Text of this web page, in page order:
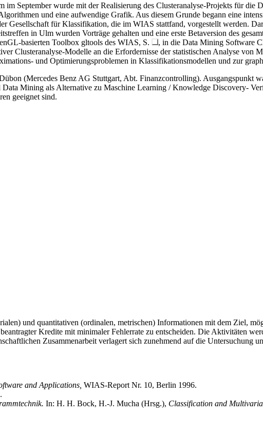
September wurde mit der Realisierung des Clusteranalyse-Projekts für die
und eine aufwendige Grafik. Aus diesem Grunde begann eine
Gesellschaft für Klassifikation, die im WIAS stattfand, vorgestellt werden.
in Ulm wurden Vorträge gehalten und eine erste Betaversion des
basierten Toolbox gltools des WIAS, S.
, in die Data Mining Software
Clusteranalyse-Modelle an die Erfordernisse der statistischen Analyse von
und Optimierungsproblemen in Klassifikationsmodellen und zur
(Mercedes Benz AG Stuttgart, Abt. Finanzcontrolling). Ausgangspunkt
Mining als Alternative zu Maschine Learning / Knowledge Discovery-
geeignet sind.
und quantitativen (ordinalen, metrischen) Informationen mit dem Ziel,
Kredite mit minimaler Fehlerrate zu entscheiden. Die Aktivitäten
Zusammenarbeit verlagert sich zunehmend auf die Untersuchung
and Applications, WIAS-Report Nr. 10, Berlin 1996.
In: H. H. Bock, H.-J. Mucha (Hrsg.), Classification and